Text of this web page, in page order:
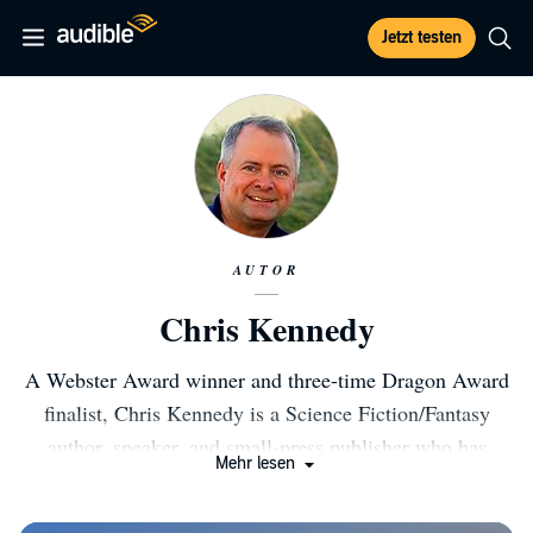
Jetzt testen
AUTOR
Chris Kennedy
A Webster Award winner and three-time Dragon Award
finalist, Chris Kennedy is a Science Fiction/Fantasy
author, speaker, and small-press publisher who has
Mehr lesen